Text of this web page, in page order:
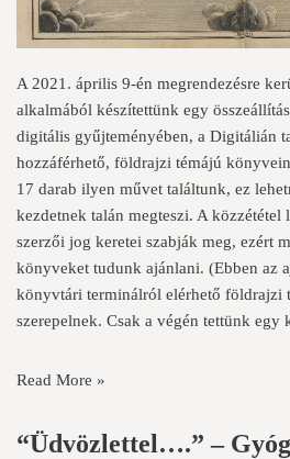
A 2021. április 9-én megrendezésre
alkalmából készítettünk egy
digitális gyűjteményében, a Digitálián
hozzáférhető, földrajzi témájú
17 darab ilyen művet találtunk, ez
kezdetnek talán megteszi. A közzététel
szerzői jog keretei szabják meg, ezért
könyveket tudunk ajánlani. (Ebben az
könyvtári terminálról elérhető földrajzi
szerepelnek. Csak a végén tettünk
Read More »
“Üdvözlettel….” –